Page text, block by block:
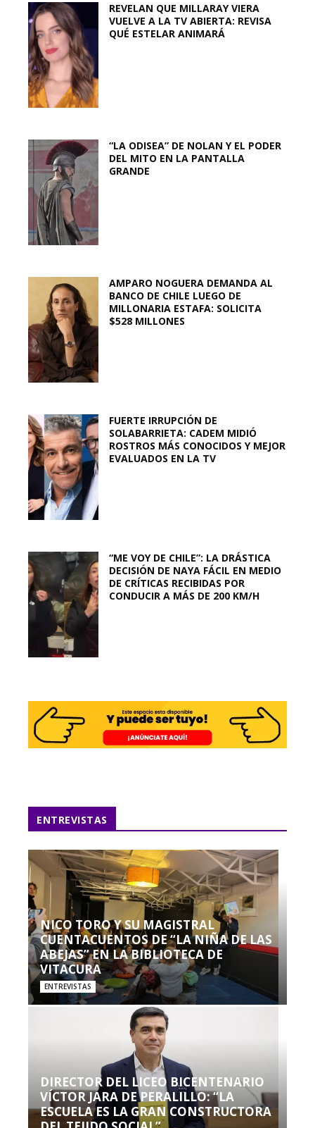
REVELAN QUE MILLARAY VIERA
VUELVE A LA TV ABIERTA: REVISA
QUÉ ESTELAR ANIMARÁ
“LA ODISEA” DE NOLAN Y EL PODER
DEL MITO EN LA PANTALLA
GRANDE
AMPARO NOGUERA DEMANDA AL
BANCO DE CHILE LUEGO DE
MILLONARIA ESTAFA: SOLICITA
$528 MILLONES
FUERTE IRRUPCIÓN DE
SOLABARRIETA: CADEM MIDIÓ
ROSTROS MÁS CONOCIDOS Y MEJOR
EVALUADOS EN LA TV
“ME VOY DE CHILE”: LA DRÁSTICA
DECISIÓN DE NAYA FÁCIL EN MEDIO
DE CRÍTICAS RECIBIDAS POR
CONDUCIR A MÁS DE 200 KM/H
ENTREVISTAS
NICO TORO Y SU MAGISTRAL
CUENTACUENTOS DE “LA NIÑA DE LAS
ABEJAS” EN LA BIBLIOTECA DE
VITACURA
ENTREVISTAS
DIRECTOR DEL LICEO BICENTENARIO
VÍCTOR JARA DE PERALILLO: “LA
ESCUELA ES LA GRAN CONSTRUCTORA